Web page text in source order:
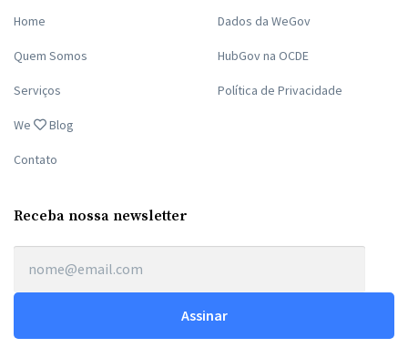
Home
Quem Somos
Serviços
We Blog
Contato
Dados da WeGov
HubGov na OCDE
Política de Privacidade
Receba nossa newsletter